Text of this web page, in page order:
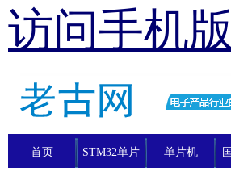
访问手机
首页 STM32单片 单片机